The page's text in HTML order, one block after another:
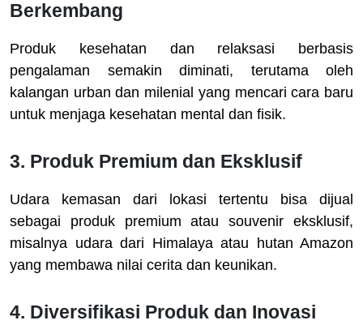
Berkembang
Produk kesehatan dan relaksasi berbasis
pengalaman semakin diminati, terutama oleh
kalangan urban dan milenial yang mencari cara baru
untuk menjaga kesehatan mental dan fisik.
3. Produk Premium dan Eksklusif
Udara kemasan dari lokasi tertentu bisa dijual
sebagai produk premium atau souvenir eksklusif,
misalnya udara dari Himalaya atau hutan Amazon
yang membawa nilai cerita dan keunikan.
4. Diversifikasi Produk dan Inovasi